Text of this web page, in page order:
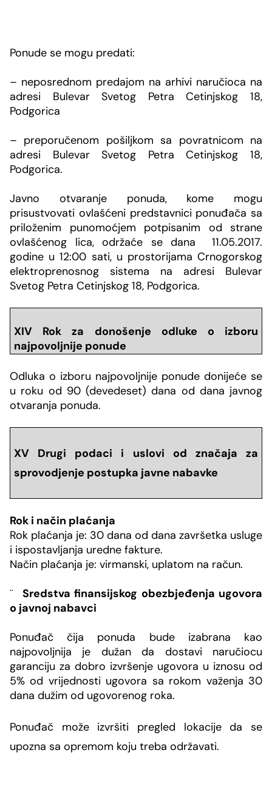
Ponude se mogu predati:
– neposrednom predajom na arhivi naručioca na
adresi Bulevar Svetog Petra Cetinjskog 18,
Podgorica
– preporučenom pošiljkom sa povratnicom na
adresi Bulevar Svetog Petra Cetinjskog 18,
Podgorica.
Javno otvaranje ponuda, kome mogu
prisustvovati ovlašćeni predstavnici ponuđača sa
priloženim punomoćjem potpisanim od strane
ovlašćenog lica, održaće se dana 11.05.2017.
godine u 12:00 sati, u prostorijama Crnogorskog
elektroprenosnog sistema na adresi Bulevar
Svetog Petra Cetinjskog 18, Podgorica.
XIV Rok za donošenje odluke o izboru
najpovoljnije ponude
Odluka o izboru najpovoljnije ponude donijeće se
u roku od 90 (devedeset) dana od dana javnog
otvaranja ponuda.
XV Drugi podaci i uslovi od značaja za
sprovodjenje postupka javne nabavke
Rok i način plaćanja
Rok plaćanja je: 30 dana od dana završetka usluge
i ispostavljanja uredne fakture.
Način plaćanja je: virmanski, uplatom na račun.
¨
Sredstva finansijskog obezbjeđenja ugovora
o javnoj nabavci
Ponuđač čija ponuda bude izabrana kao
najpovoljnija je dužan da dostavi naručiocu
garanciju za dobro izvršenje ugovora u iznosu od
5% od vrijednosti ugovora sa rokom važenja 30
dana dužim od ugovorenog roka.
Ponuđač može izvršiti pregled lokacijeda se
upozna sa opremom koju treba održavati.